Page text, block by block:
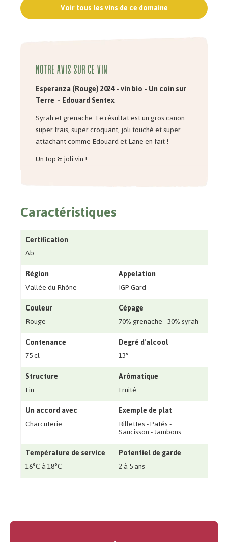
Voir tous les vins de ce domaine
Notre avis sur ce vin
Esperanza (Rouge) 2024 - vin bio - Un coin sur
Terre - Edouard Sentex
Syrah et grenache. Le résultat est un gros canon
super frais, super croquant, joli touché et super
attachant comme Edouard et Lane en fait !
Un top & joli vin !
Caractéristiques
Certification
Ab
Région
Vallée du Rhône
Appelation
IGP Gard
Couleur
Rouge
Cépage
70% grenache - 30% syrah
Contenance
75 cl
Degré d'alcool
13°
Structure
Fin
Arômatique
Fruité
Un accord avec
Charcuterie
Exemple de plat
Rillettes - Patés -
Saucisson - Jambons
Température de service
16°C à 18°C
Potentiel de garde
2 à 5 ans